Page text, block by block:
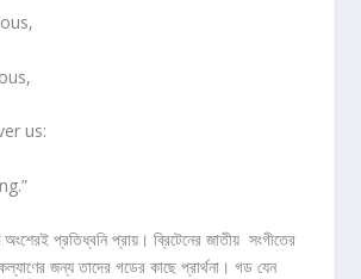
us:
প্রতিধ্বনি প্রায়। ব্রিটেনের জাতীয় সংগীতের
জন্য তাদের গডের কাছে প্রার্থনা। গড যেন